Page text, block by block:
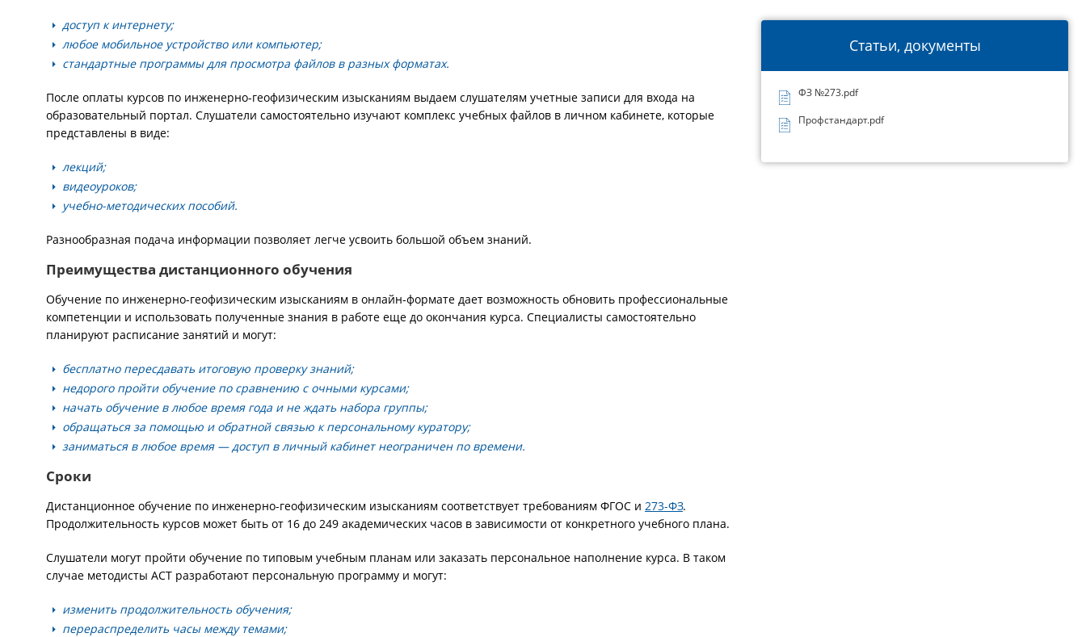
Статьи, документы
ФЗ №273.pdf
Профстандарт.pdf
доступ к интернету;
любое мобильное устройство или компьютер;
стандартные программы для просмотра файлов в разных форматах.
После оплаты курсов по инженерно-геофизическим изысканиям выдаем слушателям учетные записи для входа на
образовательный портал. Слушатели самостоятельно изучают комплекс учебных файлов в личном кабинете, которые
представлены в виде:
лекций;
видеоуроков;
учебно-методических пособий.
Разнообразная подача информации позволяет легче усвоить большой объем знаний.
Преимущества дистанционного обучения
Обучение по инженерно-геофизическим изысканиям в онлайн-формате дает возможность обновить профессиональные
компетенции и использовать полученные знания в работе еще до окончания курса. Специалисты самостоятельно
планируют расписание занятий и могут:
бесплатно пересдавать итоговую проверку знаний;
недорого пройти обучение по сравнению с очными курсами;
начать обучение в любое время года и не ждать набора группы;
обращаться за помощью и обратной связью к персональному куратору;
заниматься в любое время — доступ в личный кабинет неограничен по времени.
Сроки
Дистанционное обучение по инженерно-геофизическим изысканиям соответствует требованиям ФГОС и 273-ФЗ.
Продолжительность курсов может быть от 16 до 249 академических часов в зависимости от конкретного учебного плана.
Слушатели могут пройти обучение по типовым учебным планам или заказать персональное наполнение курса. В таком
случае методисты АСТ разработают персональную программу и могут:
изменить продолжительность обучения;
перераспределить часы между темами;